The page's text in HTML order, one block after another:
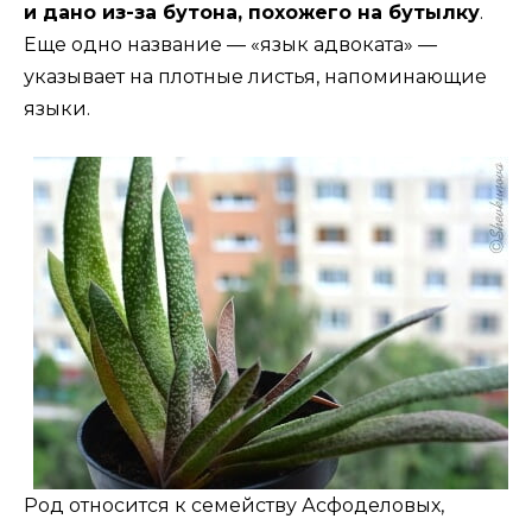
и дано из-за бутона, похожего на бутылку.
Еще одно название — «язык адвоката» —
указывает на плотные листья, напоминающие
языки.
Род относится к семейству Асфоделовых,